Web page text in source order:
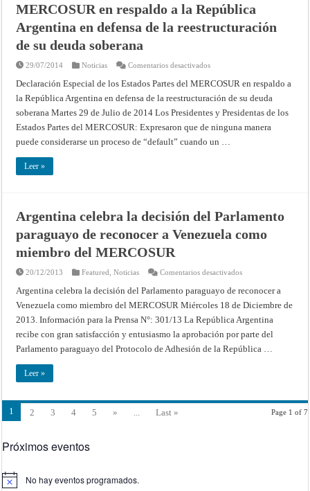
MERCOSUR en respaldo a la República
Argentina en defensa de la reestructuración
de su deuda soberana
29/07/2014 Noticias Comentarios desactivadosen
Especial
de
los
Partes
del
MERCOSUR
en
respaldo
la
reestructuración
su
Declaración Especial de los Estados Partes del MERCOSUR en respaldo a
la República Argentina en defensa de la reestructuración de su deuda
soberana Martes 29 de Julio de 2014 Los Presidentes y Presidentas de los
Estados Partes del MERCOSUR: Expresaron que de ninguna manera
puede considerarse un proceso de “default” cuando un …
Leer »
Argentina celebra la decisión del Parlamento
paraguayo de reconocer a Venezuela como
miembro del MERCOSUR
20/12/2013 Featured ,Noticias Comentarios desactivadosen
celebra
la
decisión
Parlamento
paraguayo
de
reconocer
a
Argentina celebra la decisión del Parlamento paraguayo de reconocer a
Venezuela como miembro del MERCOSUR Miércoles 18 de Diciembre de
2013. Información para la Prensa N°: 301/13 La República Argentina
recibe con gran satisfacción y entusiasmo la aprobación por parte del
Parlamento paraguayo del Protocolo de Adhesión de la República …
Leer »
Page 1 of 7
1 2 3 4 5 » Last »
Próximos eventos
Aviso No hay eventos programados.